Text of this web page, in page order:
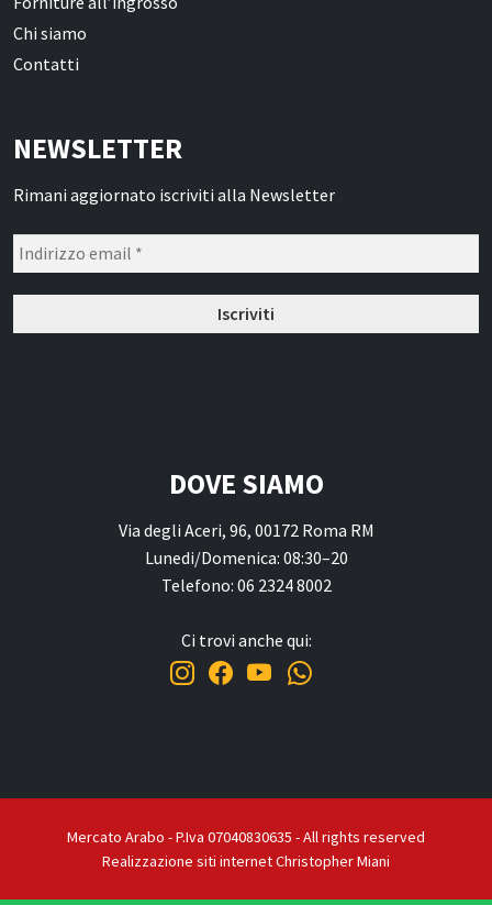
Chi siamo
Contatti
NEWSLETTER
Rimani aggiornato iscriviti alla Newsletter
DOVE SIAMO
Via degli Aceri, 96, 00172 Roma RM
Lunedi/Domenica: 08:30–20
Telefono: 06 2324 8002
Ci trovi anche qui:
Mercato Arabo - P.Iva 07040830635 - All rights reserved
Realizzazione siti internet Christopher Miani